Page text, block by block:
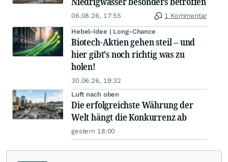
06.08.26, 17:55 1 Kommentar
Hebel-Idee | Long-Chance
Biotech-Aktien gehen steil – und
hier gibt's noch richtig was zu
holen!
30.06.26, 19:32
Luft nach oben
Die erfolgreichste Währung der
Welt hängt die Konkurrenz ab
gestern 18:00